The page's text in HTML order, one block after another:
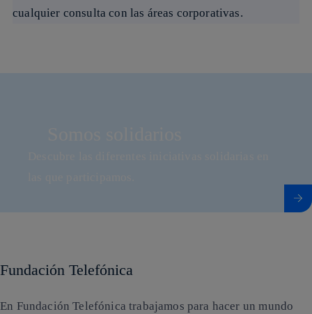
cualquier consulta con las áreas corporativas.
Fundación Telefónica
En Fundación Telefónica trabajamos para hacer un mundo